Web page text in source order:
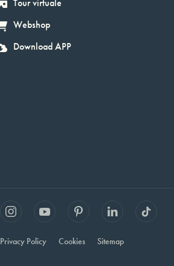
Tour virtuale
Webshop
Download APP
Privacy Policy Cookies Sitemap